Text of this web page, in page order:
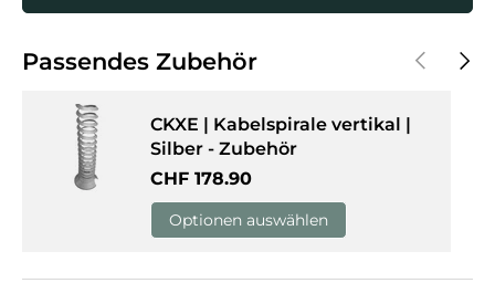
Passendes Zubehör Vorherige
CKXE | Kabelspirale vertikal |
Silber - Zubehör
Normaler Preis
CHF 178.90
Optionen auswählen